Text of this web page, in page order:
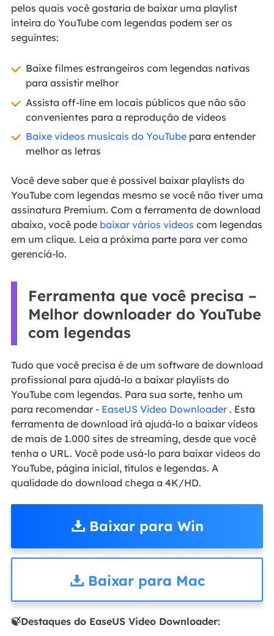
pelos quais você gostaria de baixar uma playlist
inteira do YouTube com legendas podem ser os
seguintes:
Baixe filmes estrangeiros com legendas nativas
para assistir melhor
Assista off-line em locais públicos que não são
convenientes para a reprodução de vídeos
Baixe vídeos musicais do YouTubepara entender
melhor as letras
Você deve saber que é possível baixar playlists do
YouTube com legendas mesmo se você não tiver uma
assinatura Premium. Com a ferramenta de download
abaixo, você pode baixar vários vídeos com legendas
em um clique. Leia a próxima parte para ver como
gerenciá-lo.
Ferramenta que você precisa –
Melhor downloader do YouTube
com legendas
Tudo que você precisa é de um software de download
profissional para ajudá-lo a baixar playlists do
YouTube com legendas. Para sua sorte, tenho um
para recomendar - EaseUS Video Downloader. Esta
ferramenta de download irá ajudá-lo a baixar vídeos
de mais de 1.000 sites de streaming, desde que você
tenha o URL. Você pode usá-lo para baixar vídeos do
YouTube, página inicial, títulos e legendas. A
qualidade do download chega a 4K/HD.
Baixar para Win
Baixar para Mac
🍃Destaques do EaseUS Video Downloader: